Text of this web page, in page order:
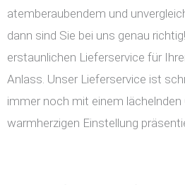
atemberaubendem und
dann sind Sie bei uns genau
erstaunlichen Lieferservice für
Anlass. Unser Lieferservice ist
immer noch mit einem lächelnden
warmherzigen Einstellung